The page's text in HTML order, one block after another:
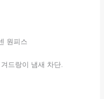
원피스
드랑이 냄새 차단.